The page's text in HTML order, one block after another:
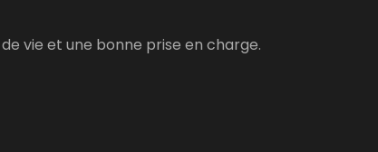
vie et une bonne prise en charge.